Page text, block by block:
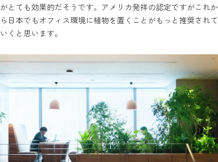
がとても効果的だそうです。アメリカ発祥の認定ですがこれか
ら日本でもオフィス環境に植物を置くことがもっと推奨されて
いくと思います。